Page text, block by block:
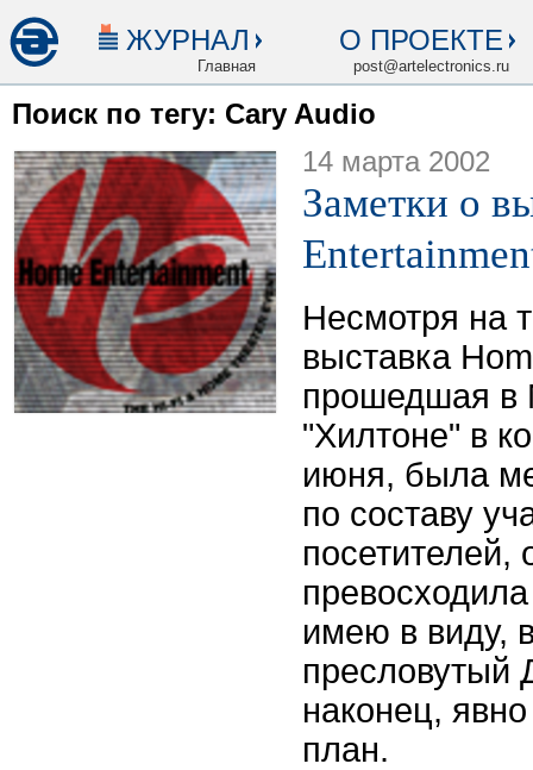
ЖУРНАЛ
Главная
О ПРОЕКТЕ
post@artelectronics.ru
Поиск по тегу: Cary Audio
14 марта 2002
Заметки о
Несмотря на
выставка
прошедшая в
"Хилтоне" в
июня, была
по составу
посетителей,
имею в виду,
пресловутый
наконец,
план.